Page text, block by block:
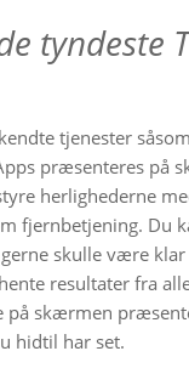
tyndeste
tjenester
præsenteres på
herlighederne
fjernbetjening. Du
skulle være
resultater fra
på skærmen
hidtil har set.